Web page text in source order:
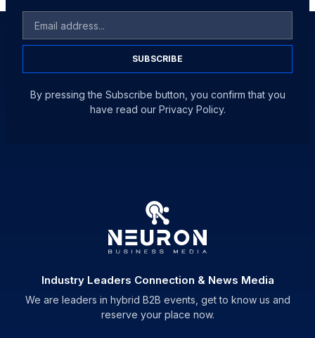
SUBSCRIBE
By pressing the Subscribe button, you confirm that you
have read our Privacy Policy.
Industry Leaders Connection & News Media
We are leaders in hybrid B2B events, get to know us and
reserve your place now.